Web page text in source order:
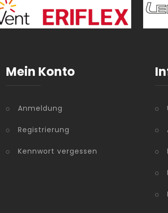
Mein Konto
Anmeldung
Registrierung
Kennwort vergessen